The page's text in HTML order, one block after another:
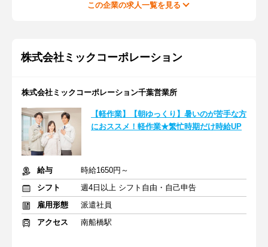
この企業の求人一覧を見る
株式会社ミックコーポレーション
株式会社ミックコーポレーション千葉営業所
【軽作業】【朝ゆっくり】暑いのが苦手な方
におススメ！軽作業★繁忙時期だけ時給UP
給与
時給1650円～
シフト
週4日以上 シフト自由・自己申告
雇用形態
派遣社員
アクセス
南船橋駅